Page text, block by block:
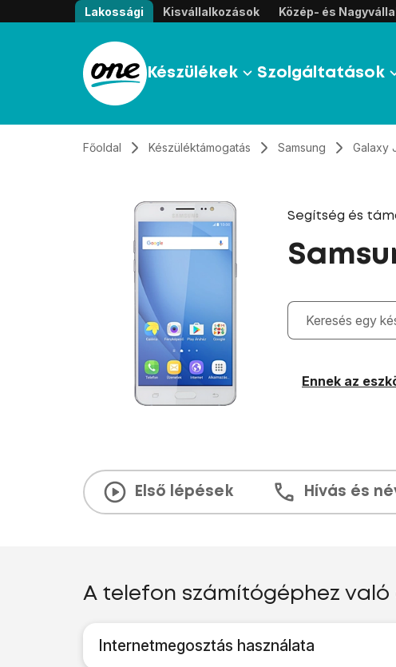
Átugrás, tovább a tartalomhoz
Lakossági Kisvállalkozások Közép- és
Készülékek Szolgáltatások
Főoldal Készüléktámogatás Samsung Galaxy
Segítség és
Gépelés
Ennek az
Első lépések Hívás és
A telefon számítógéphez
Internetmegosztás használata